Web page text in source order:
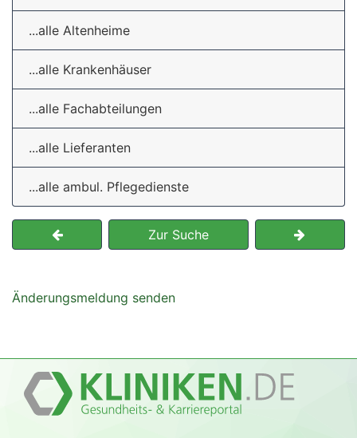
...alle Altenheime
...alle Krankenhäuser
...alle Fachabteilungen
...alle Lieferanten
...alle ambul. Pflegedienste
Zur Suche
Änderungsmeldung senden